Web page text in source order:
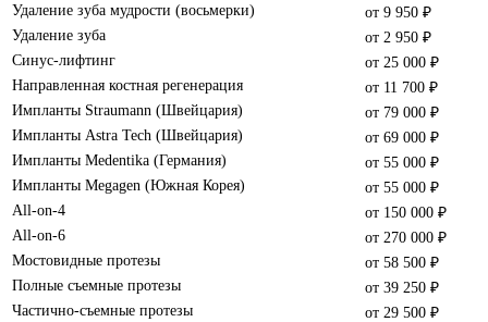
Удаление зуба мудрости (восьмерки)
от 9 950 ₽
Удаление зуба
от 2 950 ₽
Синус-лифтинг
от 25 000 ₽
Направленная костная регенерация
от 11 700 ₽
Импланты Straumann (Швейцария)
от 79 000 ₽
Импланты Astra Tech (Швейцария)
от 69 000 ₽
Импланты Medentika (Германия)
от 55 000 ₽
Импланты Megagen (Южная Корея)
от 55 000 ₽
All-on-4
от 150 000 ₽
All-on-6
от 270 000 ₽
Мостовидные протезы
от 58 500 ₽
Полные съемные протезы
от 39 250 ₽
Частично-съемные протезы
от 29 500 ₽